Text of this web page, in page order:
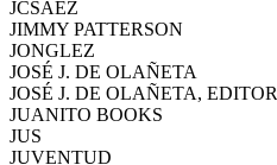
JCSAEZ
JIMMY PATTERSON
JONGLEZ
JOSÉ J. DE OLAÑETA
JOSÉ J. DE OLAÑETA, EDITOR
JUANITO BOOKS
JUS
JUVENTUD